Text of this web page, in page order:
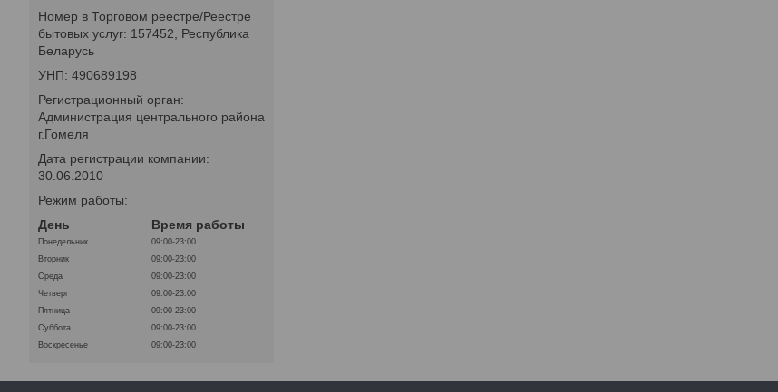
Номер в Торговом реестре/Реестре
бытовых услуг: 157452, Республика
Беларусь
УНП: 490689198
Регистрационный орган:
Администрация центрального района
г.Гомеля
Дата регистрации компании:
30.06.2010
Режим работы:
День
Время работы
Понедельник
09:00-23:00
Вторник
09:00-23:00
Среда
09:00-23:00
Четверг
09:00-23:00
Пятница
09:00-23:00
Суббота
09:00-23:00
Воскресенье
09:00-23:00